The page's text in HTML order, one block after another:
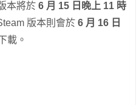
本將於 6 月 15 日晚上 11 時
版本則會於 6 月 16 日
載。